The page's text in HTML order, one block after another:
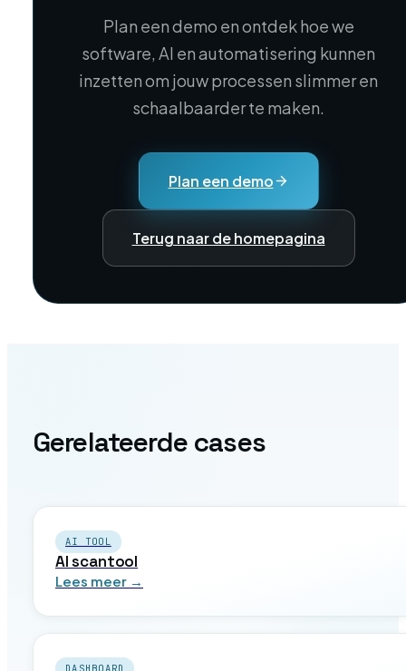
Plan een demo en ontdek hoe we
software, AI en automatisering kunnen
inzetten om jouw processen slimmer en
schaalbaarder te maken.
Plan een demo
Terug naar de homepagina
Gerelateerde cases
AI TOOL
AI scantool
Lees meer →
DASHBOARD